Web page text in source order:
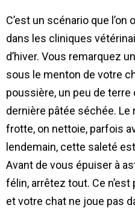
C’est un scénario que
dans les cliniques
d’hiver. Vous remarquez
sous le menton de votre
poussière, un peu de
dernière pâtée séchée.
frotte, on nettoie, parfois
lendemain, cette saleté
Avant de vous épuiser à
félin, arrêtez tout. Ce n’est
et votre chat ne joue pas